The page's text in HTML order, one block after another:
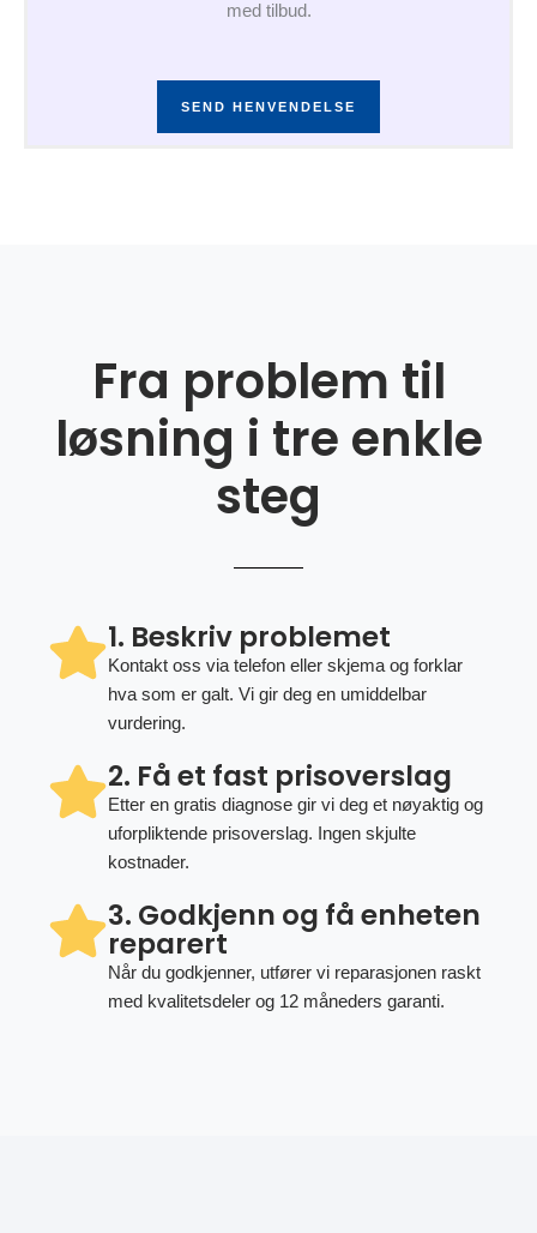
med tilbud.
SEND HENVENDELSE
Fra problem til
løsning i tre enkle
steg
1. Beskriv problemet
Kontakt oss via telefon eller skjema og forklar
hva som er galt. Vi gir deg en umiddelbar
vurdering.
2. Få et fast prisoverslag
Etter en gratis diagnose gir vi deg et nøyaktig og
uforpliktende prisoverslag. Ingen skjulte
kostnader.
3. Godkjenn og få enheten
reparert
Når du godkjenner, utfører vi reparasjonen raskt
med kvalitetsdeler og 12 måneders garanti.